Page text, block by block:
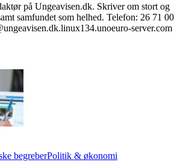
på Ungeavisen.dk. Skriver om stort og
samfundet som helhed. Telefon: 26 71 00
server.com
begreberPolitik & økonomi